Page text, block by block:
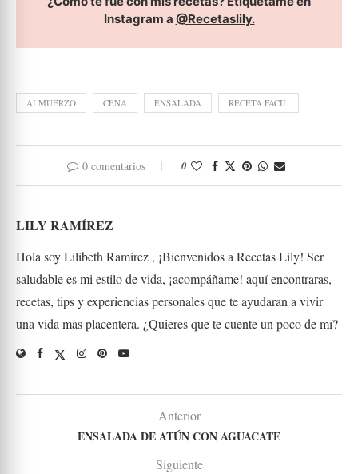
Instagram a @Recetaslily.
ALMUERZO CENA ENSALADA RECETA FACIL
0 comentarios 0
LILY RAMÍREZ
Hola soy Lilibeth Ramírez , ¡Bienvenidos a Recetas Lily! Ser
saludable es mi estilo de vida, ¡acompáñame! aquí encontraras,
recetas, tips y experiencias personales que te ayudaran a vivir
una vida mas placentera. ¿Quieres que te cuente un poco de mí?
Anterior
ENSALADA DE ATÚN CON AGUACATE
Siguiente